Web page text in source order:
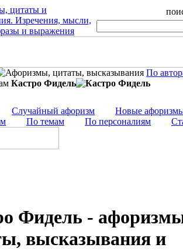
По
Кастро Фидель
Случайный афоризм
Новые
По темам По персоналиям
Фидель -
высказывания и